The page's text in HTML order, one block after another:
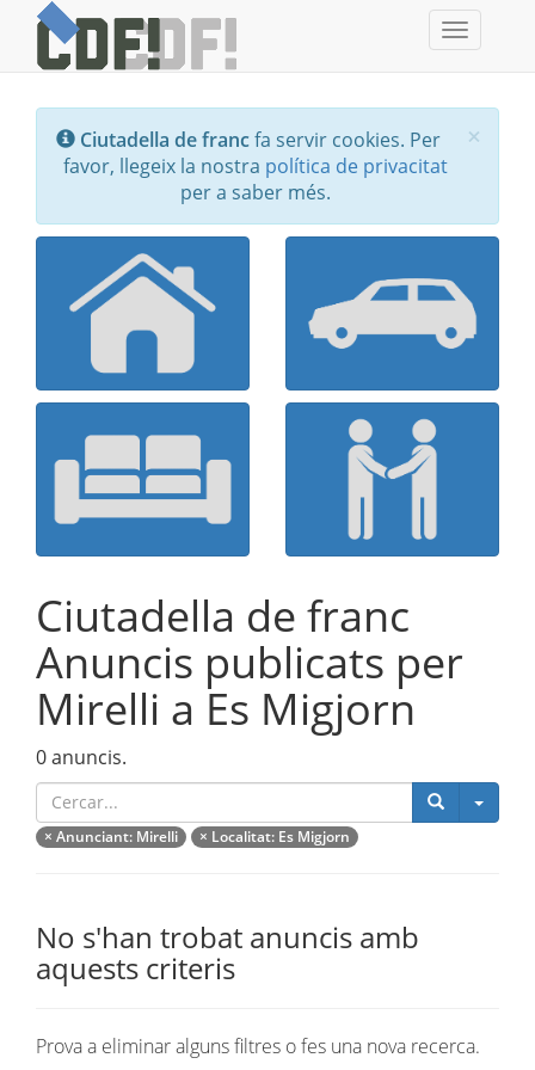
Toggle
×
Ciutadella de francfa servir cookies. Per
favor, llegeix la nostra política de privacitat
per a saber més.
Ciutadella de franc
Anuncis publicats per
Mirelli a Es Migjorn
0 anuncis.
× Anunciant: Mirelli × Localitat: Es Migjorn
No s'han trobat anuncis amb
aquests criteris
Prova a eliminar alguns filtres o fes una nova recerca.